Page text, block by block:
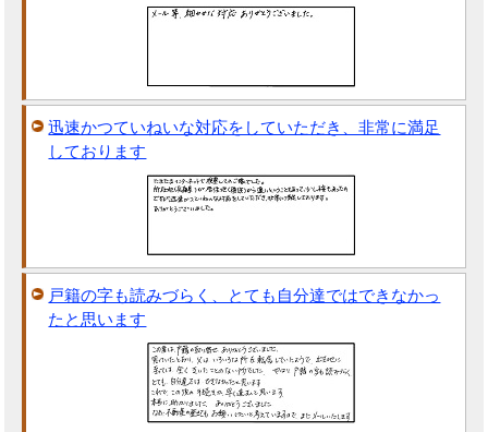
迅速かつていねいな対応をしていただき、非常に満足
しております
戸籍の字も読みづらく、とても自分達ではできなかっ
たと思います